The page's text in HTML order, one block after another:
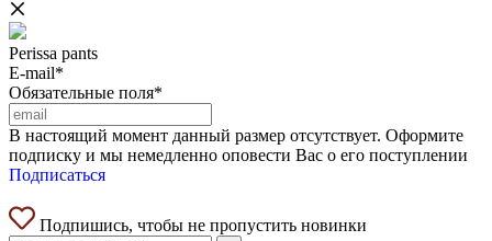
Perissa pants
E-mail*
Обязательные поля*
В настоящий момент данный размер отсутствует. Оформите
подписку и мы немедленно оповести Вас о его поступлении
Подписаться
Подпишись, чтобы не пропустить новинки